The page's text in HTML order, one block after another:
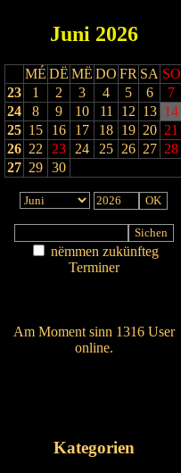
Juni 2026
MÉ DË MË DO FR SA SO
23
1 2 3 4 5 6
7
24
8 9 10 11 12 13 14
25 15 16 17 18 19 20 21
26 22 23 24 25 26 27 28
27 29 30
nëmmen zukünfteg
Terminer
Am Moment sinn 1316 User
online.
Kategorien